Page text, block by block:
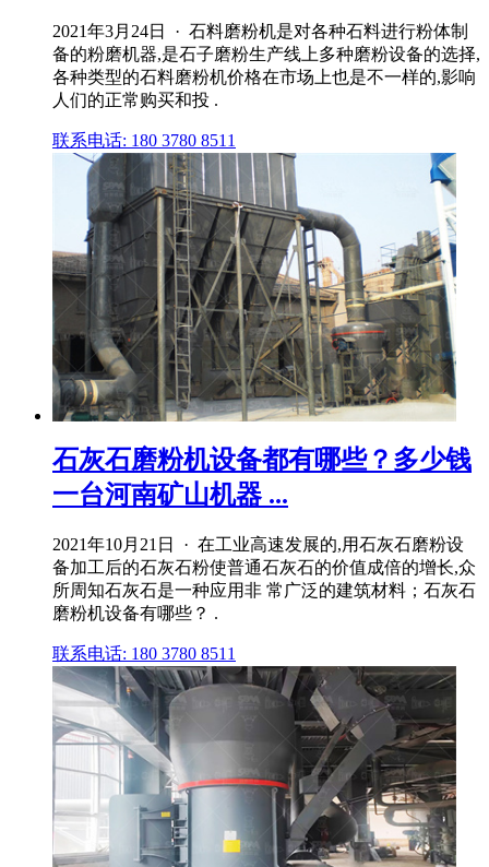
2021年3月24日 · 石料磨粉机是对各种石料进行粉体制
备的粉磨机器,是石子磨粉生产线上多种磨粉设备的选择,
各种类型的石料磨粉机价格在市场上也是不一样的,影响
人们的正常购买和投 .
联系电话: 180 3780 8511
石灰石磨粉机设备都有哪些？多少钱
一台河南矿山机器 ...
2021年10月21日 · 在工业高速发展的,用石灰石磨粉设
备加工后的石灰石粉使普通石灰石的价值成倍的增长,众
所周知石灰石是一种应用非 常广泛的建筑材料；石灰石
磨粉机设备有哪些？ .
联系电话: 180 3780 8511